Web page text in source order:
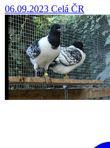
06.09.2023 Celá ČR